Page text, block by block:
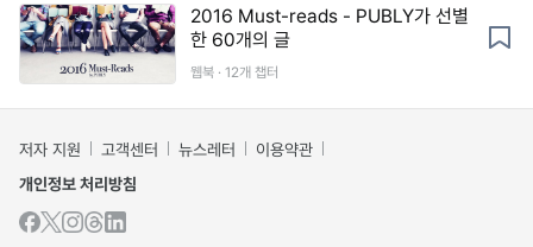
2016 Must-reads - PUBLY가 선별
한 60개의 글
웹북 · 12개 챕터
저자 지원 고객센터 뉴스레터
이용약관
개인정보 처리방침